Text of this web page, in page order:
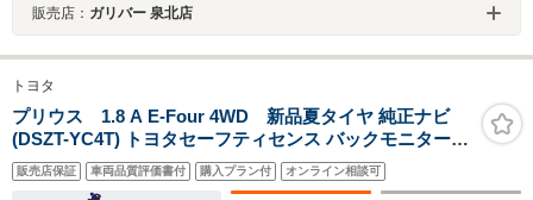
販売店： ガリバー 泉北店
トヨタ
プリウス 1.8 A E-Four 4WD 新品夏タイヤ 純正ナビ
(DSZT-YC4T) トヨタセーフティセンス バックモニター
ETC ステアリングリモコン LEDヘッドライト クリアラン
スソナー アダプティブクルーズコントロール オートライ
販売店保証 車両品質評価書付 購入プラン付 オンライン相談可